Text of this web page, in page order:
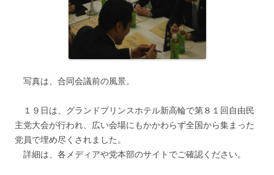
写真は、合同会議前の風景。
１９日は、グランドプリンスホテル新高輪で第８１回自由民
主党大会が行われ、広い会場にもかかわらず全国から集まった
党員で埋め尽くされました。
詳細は、各メディアや党本部のサイト でご確認ください。